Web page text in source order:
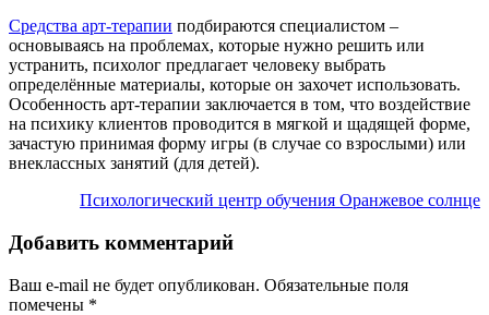
Средства арт-терапии подбираются специалистом –
основываясь на проблемах, которые нужно решить или
устранить, психолог предлагает человеку выбрать
определённые материалы, которые он захочет использовать.
Особенность арт-терапии заключается в том, что воздействие
на психику клиентов проводится в мягкой и щадящей форме,
зачастую принимая форму игры (в случае со взрослыми) или
внеклассных занятий (для детей).
Психологический центр обучения Оранжевое солнце
Добавить комментарий
Ваш e-mail не будет опубликован. Обязательные поля
помечены *